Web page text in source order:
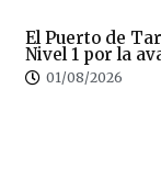
El Puerto de
Nivel 1 por la
01/08/2026